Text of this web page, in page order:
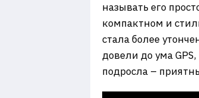
называть его
компактном и
стала более
довели до ума
подросла –